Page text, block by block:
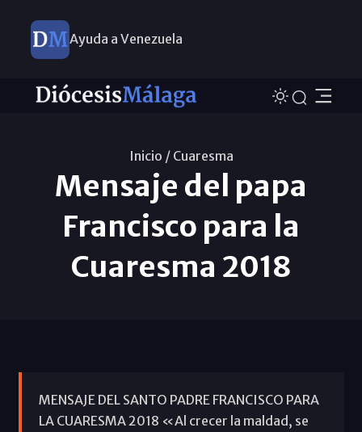
Ayuda a Venezuela
Inicio / Cuaresma
Mensaje del papa
Francisco para la
Cuaresma 2018
MENSAJE DEL SANTO PADRE FRANCISCO PARA
LA CUARESMA 2018 «Al crecer la maldad, se